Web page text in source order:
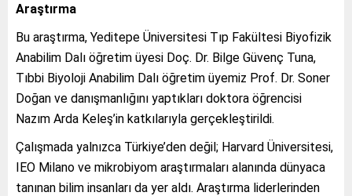
Araştırma
Bu araştırma, Yeditepe Üniversitesi Tıp Fakültesi Biyofizik
Anabilim Dalı öğretim üyesi Doç. Dr. Bilge Güvenç Tuna,
Tıbbi Biyoloji Anabilim Dalı öğretim üyemiz Prof. Dr. Soner
Doğan ve danışmanlığını yaptıkları doktora öğrencisi
Nazım Arda Keleş’in katkılarıyla gerçekleştirildi.
Çalışmada yalnızca Türkiye’den değil; Harvard Üniversitesi,
IEO Milano ve mikrobiyom araştırmaları alanında dünyaca
tanınan bilim insanları da yer aldı. Araştırma liderlerinden